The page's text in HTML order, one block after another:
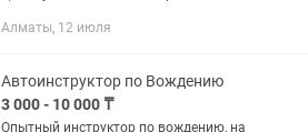
занятой человек и у вас мало времени
Алматы, 12 июля
Автоинструктор по Вождению
3 000 - 10 000 ₸
Опытный инструктор по вождению, на